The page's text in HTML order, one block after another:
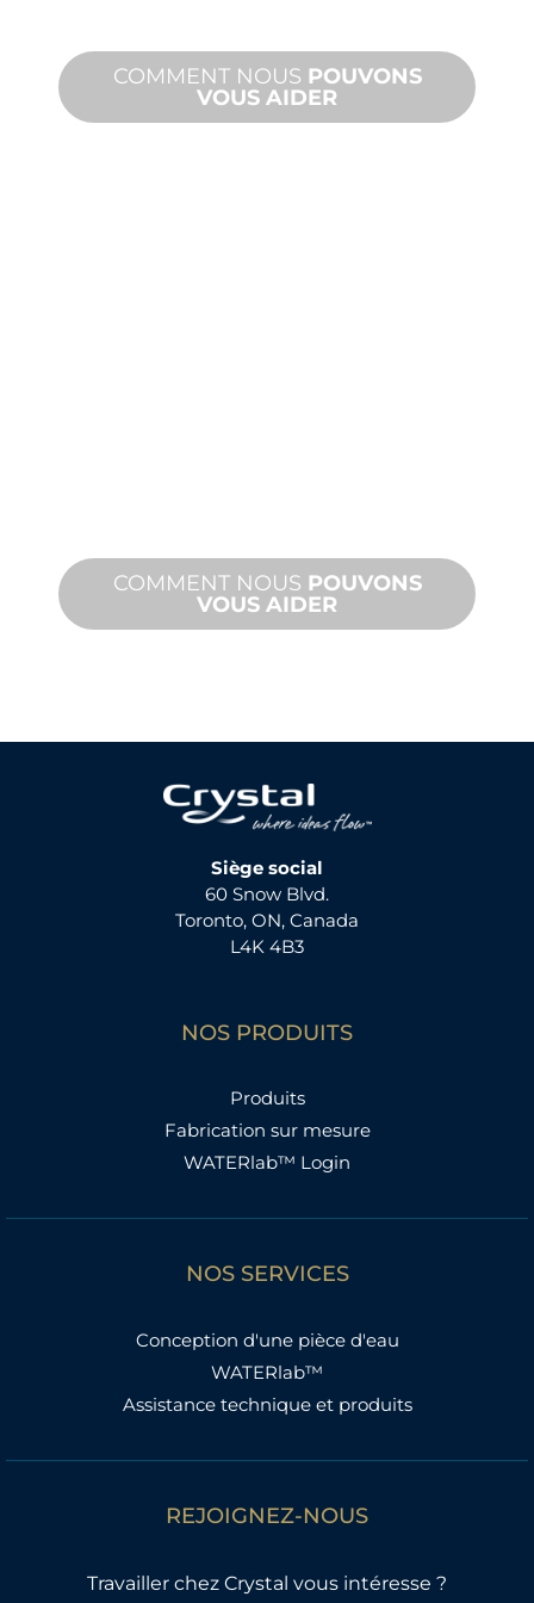
COMMENT NOUS POUVONS
VOUS AIDER
COMMENT NOUS POUVONS
VOUS AIDER
Siège social
60 Snow Blvd.
Toronto, ON, Canada
L4K 4B3
NOS PRODUITS
Produits
Fabrication sur mesure
WATERlab™ Login
NOS SERVICES
Conception d'une pièce d'eau
WATERlab™
Assistance technique et produits
REJOIGNEZ-NOUS
Travailler chez Crystal vous intéresse ?